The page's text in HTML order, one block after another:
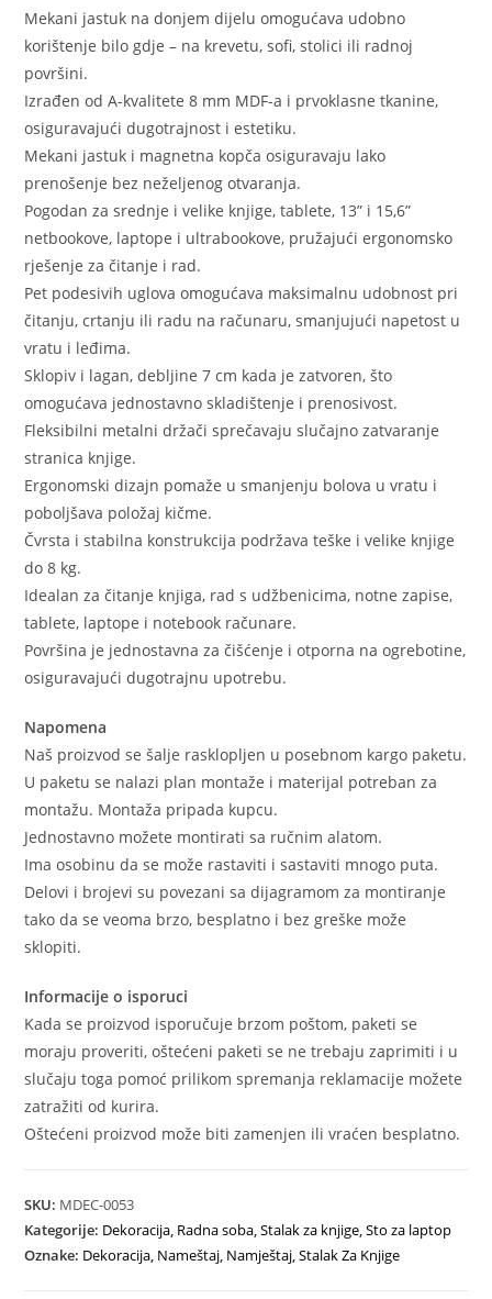
Mekani jastuk na donjem dijelu omogućava udobno
korištenje bilo gdje – na krevetu, sofi, stolici ili radnoj
površini.
Izrađen od A-kvalitete 8 mm MDF-a i prvoklasne tkanine,
osiguravajući dugotrajnost i estetiku.
Mekani jastuk i magnetna kopča osiguravaju lako
prenošenje bez neželjenog otvaranja.
Pogodan za srednje i velike knjige, tablete, 13” i 15,6”
netbookove, laptope i ultrabookove, pružajući ergonomsko
rješenje za čitanje i rad.
Pet podesivih uglova omogućava maksimalnu udobnost pri
čitanju, crtanju ili radu na računaru, smanjujući napetost u
vratu i leđima.
Sklopiv i lagan, debljine 7 cm kada je zatvoren, što
omogućava jednostavno skladištenje i prenosivost.
Fleksibilni metalni držači sprečavaju slučajno zatvaranje
stranica knjige.
Ergonomski dizajn pomaže u smanjenju bolova u vratu i
poboljšava položaj kičme.
Čvrsta i stabilna konstrukcija podržava teške i velike knjige
do 8 kg.
Idealan za čitanje knjiga, rad s udžbenicima, notne zapise,
tablete, laptope i notebook računare.
Površina je jednostavna za čišćenje i otporna na ogrebotine,
osiguravajući dugotrajnu upotrebu.
Napomena
Naš proizvod se šalje rasklopljen u posebnom kargo paketu.
U paketu se nalazi plan montaže i materijal potreban za
montažu. Montaža pripada kupcu.
Jednostavno možete montirati sa ručnim alatom.
Ima osobinu da se može rastaviti i sastaviti mnogo puta.
Delovi i brojevi su povezani sa dijagramom za montiranje
tako da se veoma brzo, besplatno i bez greške može
sklopiti.
Informacije o isporuci
Kada se proizvod isporučuje brzom poštom, paketi se
moraju proveriti, oštećeni paketi se ne trebaju zaprimiti i u
slučaju toga pomoć prilikom spremanja reklamacije možete
zatražiti od kurira.
Oštećeni proizvod može biti zamenjen ili vraćen besplatno.
SKU: MDEC-0053
Kategorije: Dekoracija Radna soba ,Stalak za knjige ,Sto za laptop
Oznake: Dekoracija Nameštaj Namještaj ,Stalak Za Knjige